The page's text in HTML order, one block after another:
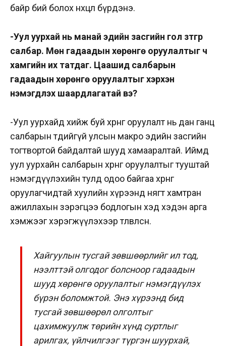
байр бий болох нөхцөл бүрдэнэ.
-Уул уурхай нь манай эдийн засгийн гол зүтгүүр
салбар. Мөн гадаадын хөрөнгө оруулалтыг ч
хамгийн их татдаг. Цаашид салбарын
гадаадын хөрөнгө оруулалтыг хэрхэн
нэмэгдүүлэх шаардлагатай вэ?
-Уул уурхайд хийж буй хөрөнгө оруулалт нь дан ганц
салбарын төдийгүй улсын макро эдийн засгийн
тогтвортой байдалтай шууд хамааралтай. Иймд
уул уурхайн салбарын хөрөнгө оруулалтыг тууштай
нэмэгдүүлэхийн тулд одоо байгаа хөрөнгө
оруулагчидтай хуулийн хүрээнд нягт хамтран
ажиллахын зэрэгцээ бодлогын хэд хэдэн арга
хэмжээг хэрэгжүүлэхээр төлөвлөсөн.
Хайгуулын тусгай зөвшөөрлийг ил тод,
нээлттэй олгодог болсноор гадаадын
шууд хөрөнгө оруулалтыг нэмэгдүүлэх
бүрэн боломжтой. Энэ хүрээнд бид
тусгай зөвшөөрөл олголтыг
цахимжуулж төрийн хүнд суртлыг
арилгах, үйлчилгээг түргэн шуурхай,